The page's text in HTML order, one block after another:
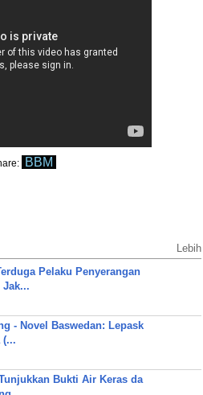
BBM
Lebih
Pelaku Penyerangan
Jak...
- Novel Baswedan: Lepask
(...
Bukti Air Keras da